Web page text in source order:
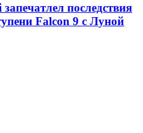
последствия
Falcon 9 с Луной